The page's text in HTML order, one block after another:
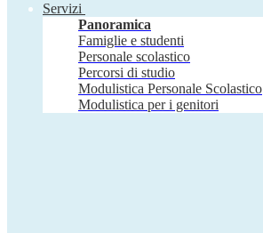
Servizi
Panoramica
Famiglie e studenti
Personale scolastico
Percorsi di studio
Modulistica Personale Scolastico
Modulistica per i genitori